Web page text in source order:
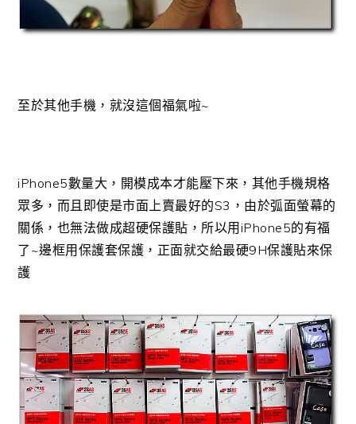
至於其他手機，就沒這個福氣啦~
iPhone5數量大，開模成本才能壓下來，其他手機規格
眾多，而且即使是市面上賣最好的S3，由於弧面螢幕的
關係，也無法做成超硬保護貼，所以用iPhone5的有福
了~邊框用保護套保護，正面就交給最硬9H保護貼來保
護